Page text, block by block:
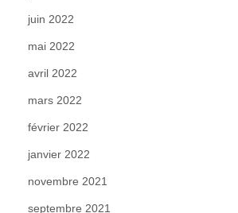
juin 2022
mai 2022
avril 2022
mars 2022
février 2022
janvier 2022
novembre 2021
septembre 2021